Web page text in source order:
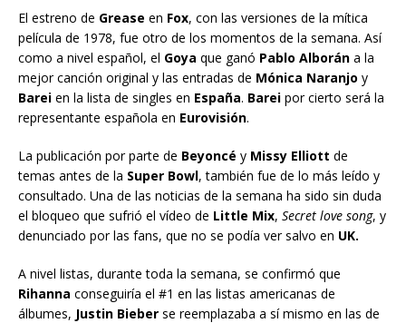
El estreno de Grease en Fox, con las versiones de la mítica
película de 1978, fue otro de los momentos de la semana. Así
como a nivel español, el Goya que ganó Pablo Alborán a la
mejor canción original y las entradas de Mónica Naranjo y
Barei en la lista de singles en España. Barei por cierto será la
representante española en Eurovisión.
La publicación por parte de Beyoncé y Missy Elliott de
temas antes de la Super Bowl, también fue de lo más leído y
consultado. Una de las noticias de la semana ha sido sin duda
el bloqueo que sufrió el vídeo de Little Mix, Secret love song, y
denunciado por las fans, que no se podía ver salvo en UK.
A nivel listas, durante toda la semana, se confirmó que
Rihanna conseguiría el #1 en las listas americanas de
álbumes, Justin Bieber se reemplazaba a sí mismo en las de